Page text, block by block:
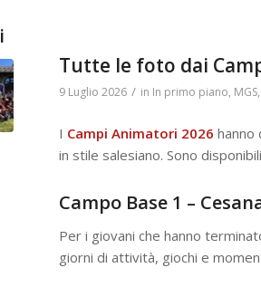
Tutte le foto dai
9 Luglio 2026 / in In primo piano, MGS,
I Campi Animatori 2026 hanno
in stile salesiano. Sono
Campo Base 1 –
Per i giovani che hanno
giorni di attività, giochi e